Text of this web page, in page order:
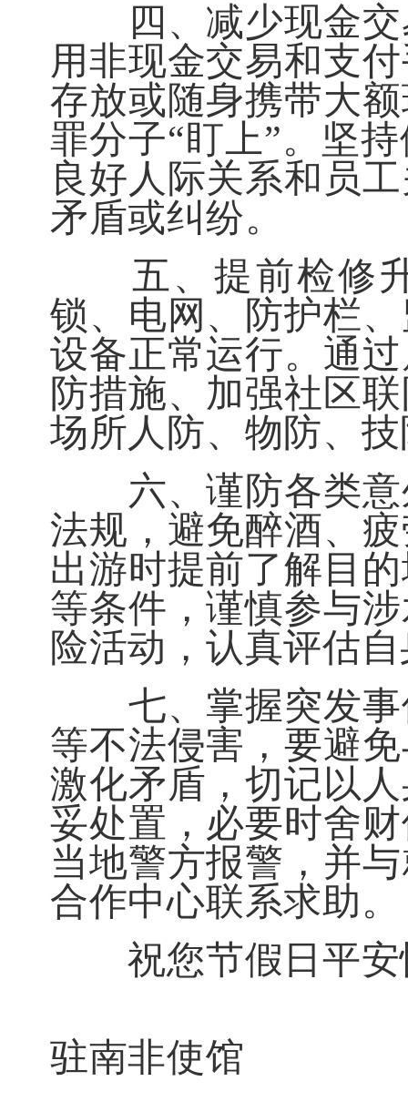
四、减少现金交
用非现金交易和支
存放或随身携带大
罪分子“盯上”。坚
良好人际关系和员
矛盾或纠纷。
五、提前检修升
锁、电网、防护栏
设备正常运行。通
防措施、加强社区
场所人防、物防、
六、谨防各类意
法规，避免醉酒、
出游时提前了解目
等条件，谨慎参与
险活动，认真评估
七、掌握突发事
等不法侵害，要避
激化矛盾，切记以
妥处置，必要时舍
当地警方报警，并
合作中心联系求助。
祝您节假日平安
驻南非使馆